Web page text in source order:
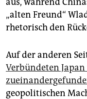
„alten Freund“
rhetorisch den
Auf der anderen
Verbündeten
geopolitischen